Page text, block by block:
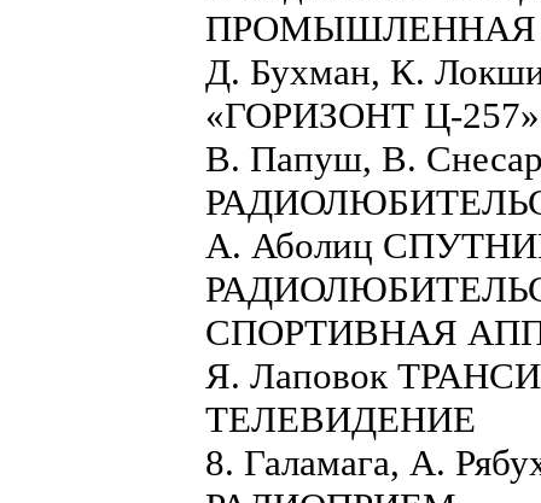
ПРОМЫШЛЕННАЯ
Д. Бухман, К.
«ГОРИЗОНТ Ц-257»
В. Папуш, В.
А. Аболиц
СПОРТИВНАЯ
Я. Лаповок
ТЕЛЕВИДЕНИЕ
8. Галамага, А.